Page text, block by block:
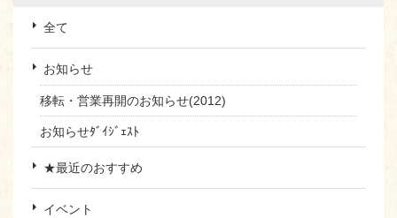
全て
お知らせ
移転・営業再開のお知らせ(2012)
お知らせﾀﾞｲｼﾞｪｽﾄ
★最近のおすすめ
イベント